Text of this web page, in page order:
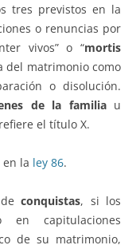
tres previstos en la
o renuncias por
vivos” o “mortis
del matrimonio como
o disolución.
de la familiau
el título X.
en la ley 86.
deconquistas, si los
en capitulaciones
de su matrimonio,